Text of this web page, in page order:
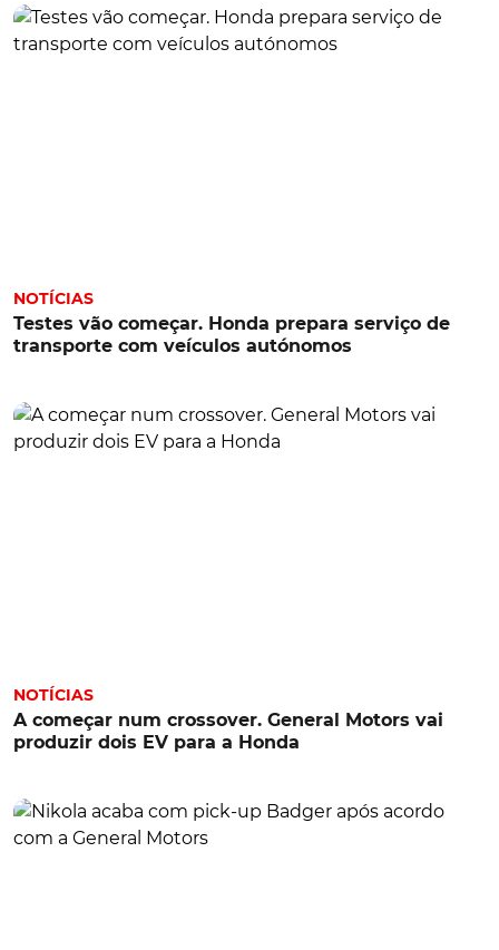
NOTÍCIAS
Testes vão começar. Honda prepara serviço de
transporte com veículos autónomos
NOTÍCIAS
A começar num crossover. General Motors vai
produzir dois EV para a Honda